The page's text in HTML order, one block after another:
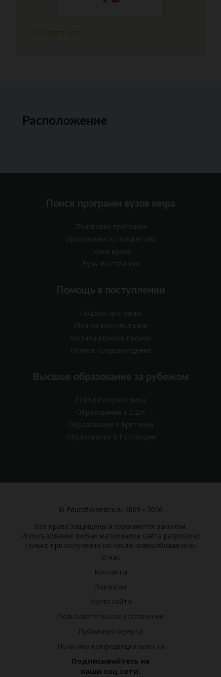
Показать все
Расположение
Поиск программ вузов мира
Поисковик программ
Программы по предметам
Поиск вузов
Вузы по странам
Помощь в поступлении
Подбор программ
Личная консультация
Мотивационное письмо
Полное сопровождение
Высшее образование за рубежом
Рейтинги вузов мира
Образование в США
Образование в Британии
Образование в Голландии
© Educationindex.ru 2009 - 2026
Все права защищены и охраняются законом.
Использование любых материалов сайта разрешено
только при получении согласия правообладателя.
О нас
Контакты
Вакансии
Карта сайта
Пользовательское соглашение
Публичная оферта
Политика конфиденциальности
Подписывайтесь на
наши соц.сети: